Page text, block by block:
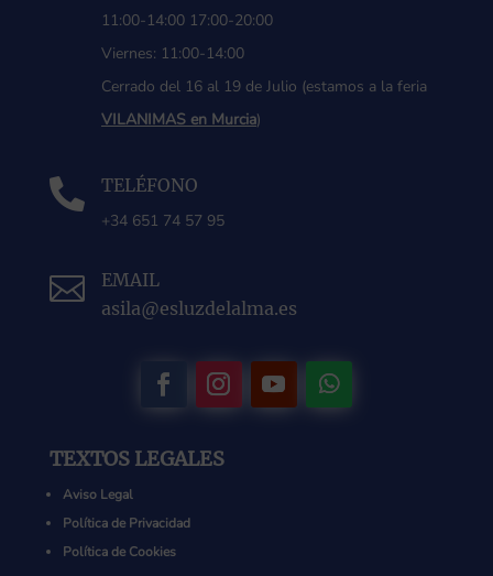
11:00-14:00 17:00-20:00
Viernes: 11:00-14:00
Cerrado del 16 al 19 de Julio (estamos a la feria
VILANIMAS en Murcia)
 TELÉFONO
+34 651 74 57 95

EMAIL
asila@esluzdelalma.es
TEXTOS LEGALES
Aviso Legal
Política de Privacidad
Política de Cookies